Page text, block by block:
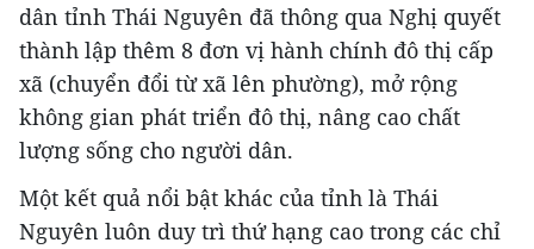
dân tỉnh Thái Nguyên đã thông qua Nghị quyết
thành lập thêm 8 đơn vị hành chính đô thị cấp
xã (chuyển đổi từ xã lên phường), mở rộng
không gian phát triển đô thị, nâng cao chất
lượng sống cho người dân.
Một kết quả nổi bật khác của tỉnh là Thái
Nguyên luôn duy trì thứ hạng cao trong các chỉ